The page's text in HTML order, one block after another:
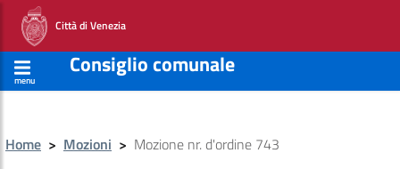
Città di Venezia
menu
Consiglio comunale
Home > Mozioni > Mozione nr. d'ordine 743